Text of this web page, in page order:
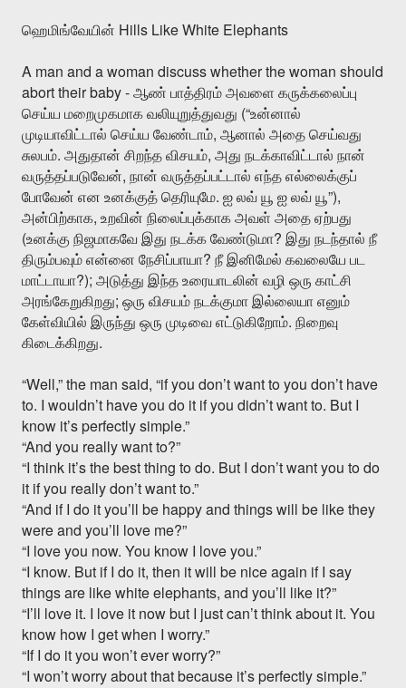
ஹெமிங்வேயின் Hills Like White Elephants
A man and a woman discuss whether the woman should
abort their baby - ஆண் பாத்திரம் அவளை கருக்கலைப்பு
செய்ய மறைமுகமாக வலியுறுத்துவது (“உன்னால்
முடியாவிட்டால் செய்ய வேண்டாம், ஆனால் அதை செய்வது
சுலபம். அதுதான் சிறந்த விசயம், அது நடக்காவிட்டால் நான்
வருத்தப்படுவேன், நான் வருத்தப்பட்டால் எந்த எல்லைக்குப்
போவேன் என உனக்குத் தெரியுமே. ஐ லவ் யூ ஐ லவ் யூ”),
அன்பிற்காக, உறவின் நிலைப்புக்காக அவள் அதை ஏற்பது
(உனக்கு நிஜமாகவே இது நடக்க வேண்டுமா? இது நடந்தால் நீ
திரும்பவும் என்னை நேசிப்பாயா? நீ இனிமேல் கவலையே பட
மாட்டாயா?); அடுத்து இந்த உரையாடலின் வழி ஒரு காட்சி
அரங்கேறுகிறது; ஒரு விசயம் நடக்குமா இல்லையா எனும்
கேள்வியில் இருந்து ஒரு முடிவை எட்டுகிறோம். நிறைவு
கிடைக்கிறது.
“Well,” the man said, “if you don’t want to you don’t have
to. I wouldn’t have you do it if you didn’t want to. But I
know it’s perfectly simple.”
“And you really want to?”
“I think it’s the best thing to do. But I don’t want you to do
it if you really don’t want to.”
“And if I do it you’ll be happy and things will be like they
were and you’ll love me?”
“I love you now. You know I love you.”
“I know. But if I do it, then it will be nice again if I say
things are like white elephants, and you’ll like it?”
“I’ll love it. I love it now but I just can’t think about it. You
know how I get when I worry.”
“If I do it you won’t ever worry?”
“I won’t worry about that because it’s perfectly simple.”